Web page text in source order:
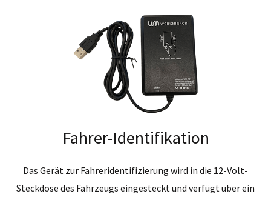
Fahrer-Identifikation
Das Gerät zur Fahreridentifizierung wird in die 12-Volt-
Steckdose des Fahrzeugs eingesteckt und verfügt über ein